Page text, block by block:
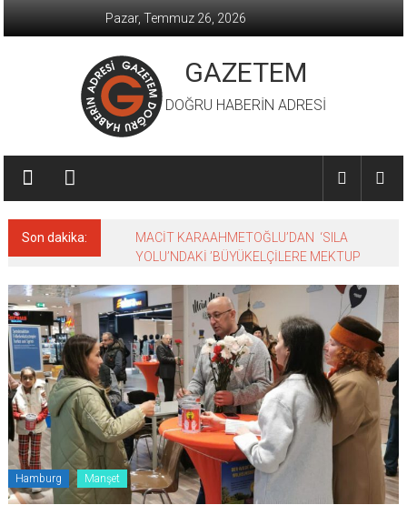
Pazar, Temmuz 26, 2026
GAZETEM
DOĞRU HABERİN ADRESİ
Son dakika:
MACİT KARAAHMETOĞLU’DAN ‘SILA
YOLU’NDAKİ ’BÜYÜKELÇİLERE MEKTUP
Hamburg Manşet